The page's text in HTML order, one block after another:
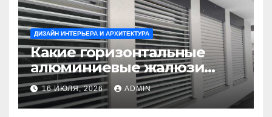
ДИЗАЙН ИНТЕРЬЕРА И АРХИТЕКТУРА
Какие горизонтальные
алюминиевые жалюзи
выбрать для окон?
16 ИЮЛЯ, 2026 ADMIN